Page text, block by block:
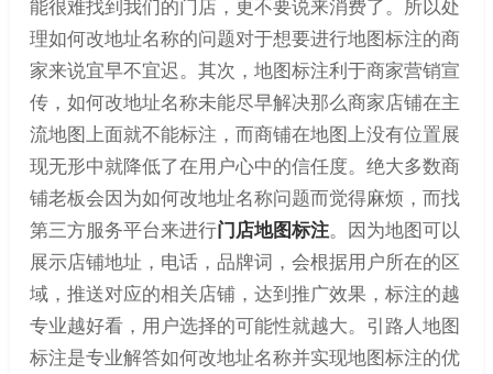
能很难找到我们的门店，更不要说来消费了。所以处
理如何改地址名称的问题对于想要进行地图标注的商
家来说宜早不宜迟。其次，地图标注利于商家营销宣
传，如何改地址名称未能尽早解决那么商家店铺在主
流地图上面就不能标注，而商铺在地图上没有位置展
现无形中就降低了在用户心中的信任度。绝大多数商
铺老板会因为如何改地址名称问题而觉得麻烦，而找
第三方服务平台来进行门店地图标注。因为地图可以
展示店铺地址，电话，品牌词，会根据用户所在的区
域，推送对应的相关店铺，达到推广效果，标注的越
专业越好看，用户选择的可能性就越大。引路人地图
标注是专业解答如何改地址名称并实现地图标注的优